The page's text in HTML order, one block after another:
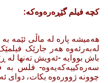
کچە فیلم گێڕەرەوەکە:
هه‌میشه‌ پاره‌ له‌ ماڵی ئێمه‌
له‌به‌رئه‌وه هەر جارێک
باش بووایه‌ -ئه‌ویش ته‌نها له‌
سه‌ره‌کییه‌که‌یه‌وه‌- فلس به‌
چوونه‌ ژووره‌وه‌ بکات، دوای